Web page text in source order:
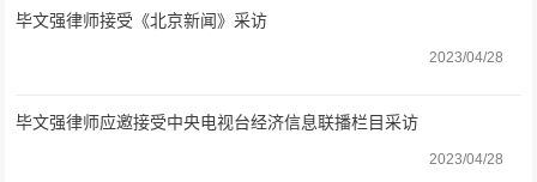
毕文强律师接受《北京新闻》采访
2023/04/28
毕文强律师应邀接受中央电视台经济信息联播栏目采访
2023/04/28